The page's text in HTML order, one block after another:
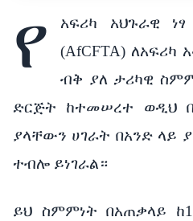
የ
አፍሪካ አህጉራዊ
(AfCFTA)
ብቅ ያለ ታሪካዊ
ድርጅት ከተመሠረተ ወዲህ
ያላቸውን ሀገራት በአንድ ላይ
ተብሎ ይነገራል።
ይህ ስምምነት በአጠቃላይ